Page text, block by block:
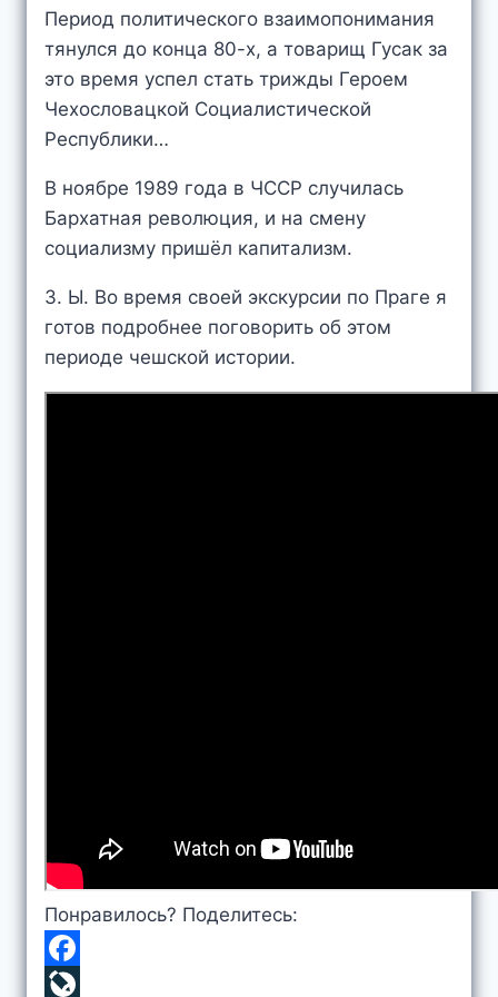
Период политического взаимопонимания
тянулся до конца 80-х, а товарищ Гусак за
это время успел стать трижды Героем
Чехословацкой Социалистической
Республики…
В ноябре 1989 года в ЧССР случилась
Бархатная революция, и на смену
социализму пришёл капитализм.
З. Ы. Во время своей экскурсии по Праге я
готов подробнее поговорить об этом
периоде чешской истории.
Понравилось? Поделитесь:
F